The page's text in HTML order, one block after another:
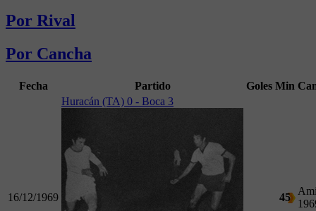
Por Rival
Por Cancha
Fecha Partido Goles Min
16/12/1969
Huracán (TA) 0 - Boca 3
45